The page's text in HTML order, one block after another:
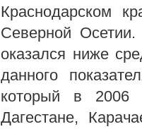
Краснодарском
Северной Осетии.
оказался ниже
данного
который в 2006
Дагестане,